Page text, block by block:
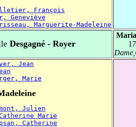
François
Geneviève
Marguerite-Madeleine
Desgagné - Royer
Jean
Marie
Julien
Marie
Catherine